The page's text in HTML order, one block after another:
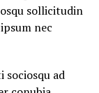
sollicitudin
nec
sociosqu ad